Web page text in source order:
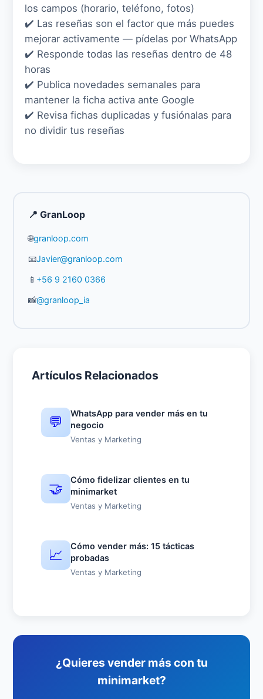
los campos (horario, teléfono, fotos)
✔️ Las reseñas son el factor que más puedes
mejorar activamente — pídelas por WhatsApp
✔️ Responde todas las reseñas dentro de 48
horas
✔️ Publica novedades semanales para
mantener la ficha activa ante Google
✔️ Revisa fichas duplicadas y fusiónalas para
no dividir tus reseñas
📍 GranLoop
🌐granloop.com
📧Javier@granloop.com
📱 +56 9 2160 0366
📸@granloop_ia
Artículos Relacionados
💬
WhatsApp para vender más en tu
negocio
Ventas y Marketing
🤝
Cómo fidelizar clientes en tu
minimarket
Ventas y Marketing
📈
Cómo vender más: 15 tácticas
probadas
Ventas y Marketing
¿Quieres vender más con tu
minimarket?